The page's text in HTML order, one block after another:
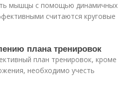
мышцы с помощью динамичных
считаются круговые
плана тренировок
план тренировок, кроме
необходимо учесть